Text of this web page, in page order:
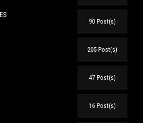
90 Post(s)
205 Post(s)
47 Post(s)
16 Post(s)